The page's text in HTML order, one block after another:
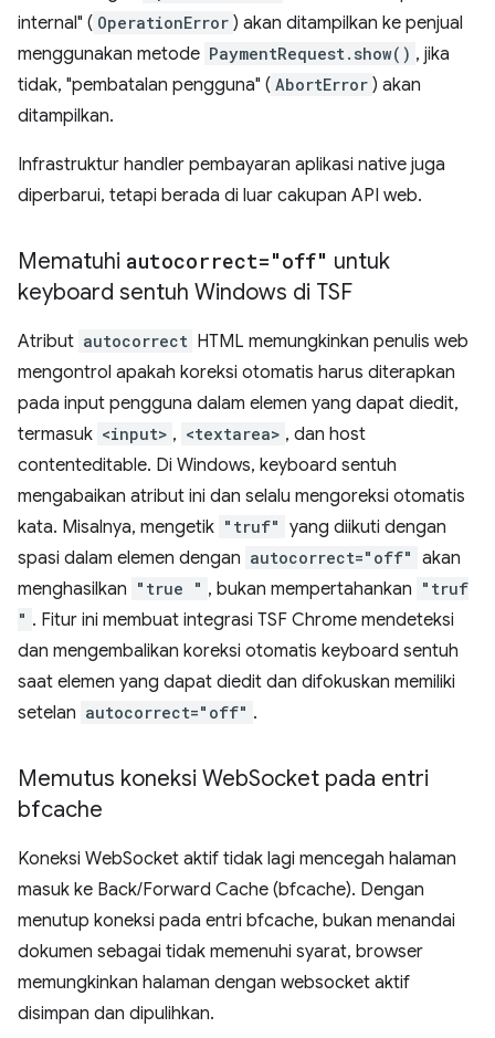
internal" ( OperationError ) akan ditampilkan ke penjual
menggunakan metode PaymentRequest.show() , jika
tidak, "pembatalan pengguna" ( AbortError ) akan
ditampilkan.
Infrastruktur handler pembayaran aplikasi native juga
diperbarui, tetapi berada di luar cakupan API web.
Mematuhi autocorrect="off" untuk
keyboard sentuh Windows di TSF
Atribut autocorrect HTML memungkinkan penulis web
mengontrol apakah koreksi otomatis harus diterapkan
pada input pengguna dalam elemen yang dapat diedit,
termasuk <input> , <textarea> , dan host
contenteditable. Di Windows, keyboard sentuh
mengabaikan atribut ini dan selalu mengoreksi otomatis
kata. Misalnya, mengetik "truf" yang diikuti dengan
spasi dalam elemen dengan autocorrect="off" akan
menghasilkan "true " , bukan mempertahankan "truf
" . Fitur ini membuat integrasi TSF Chrome mendeteksi
dan mengembalikan koreksi otomatis keyboard sentuh
saat elemen yang dapat diedit dan difokuskan memiliki
setelan autocorrect="off" .
Memutus koneksi WebSocket pada entri
bfcache
Koneksi WebSocket aktif tidak lagi mencegah halaman
masuk ke Back/Forward Cache (bfcache). Dengan
menutup koneksi pada entri bfcache, bukan menandai
dokumen sebagai tidak memenuhi syarat, browser
memungkinkan halaman dengan websocket aktif
disimpan dan dipulihkan.